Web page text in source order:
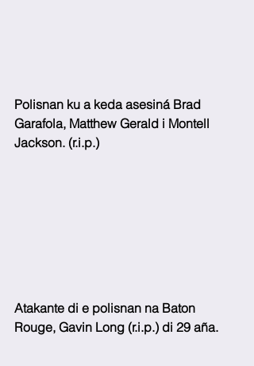
Polisnan ku a keda asesiná Brad
Garafola, Matthew Gerald i Montell
Jackson. (r.i.p.)
Atakante di e polisnan na Baton
Rouge, Gavin Long (r.i.p.) di 29 aña.